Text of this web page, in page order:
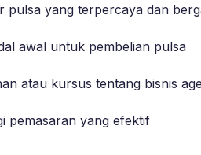
pulsa yang terpercaya dan
awal untuk pembelian pulsa
atau kursus tentang bisnis
pemasaran yang efektif